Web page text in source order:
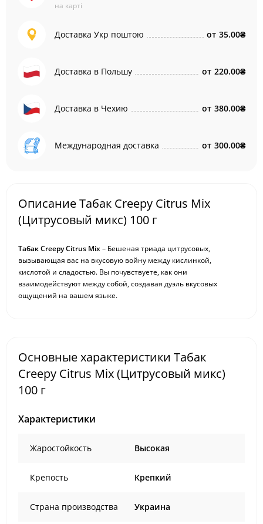
на карті
Доставка Укр поштою от 35.00₴
Доставка в Польшу от 220.00₴
Доставка в Чехию от 380.00₴
Международная доставка от 300.00₴
Описание Табак Creepy Citrus Mix
(Цитрусовый микс) 100 г
Табак Creepy Citrus Mix– Бешеная триада цитрусовых,
вызывающая вас на вкусовую войну между кислинкой,
кислотой и сладостью. Вы почувствуете, как они
взаимодействуют между собой, создавая дуэль вкусовых
ощущений на вашем языке.
Основные характеристики Табак
Creepy Citrus Mix (Цитрусовый микс)
100 г
Характеристики
Жаростойкость Высокая
Крепость Крепкий
Страна производства Украина